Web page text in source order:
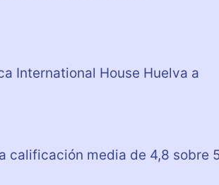
International House Huelva a
calificación media de 4,8 sobre